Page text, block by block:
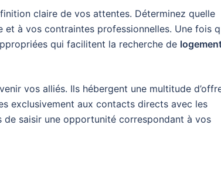
claire de vos attentes. Déterminez quelle
à vos contraintes professionnelles. Une fois
qui facilitent la recherche de
vos alliés. Ils hébergent une multitude
exclusivement aux contacts directs avec les
saisir une opportunité correspondant à vos